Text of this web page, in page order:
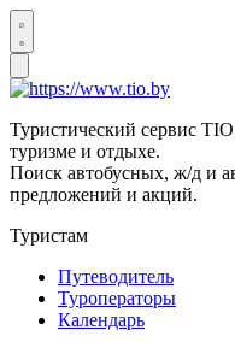
Туристический сервис
туризме и отдыхе.
Поиск автобусных, ж/д и
предложений и акций.
Туристам
Путеводитель
Туроператоры
Календарь